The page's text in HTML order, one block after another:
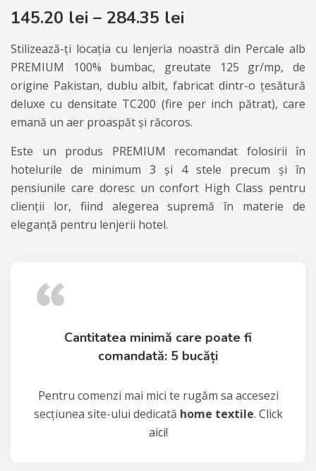
145.20 lei – 284.35 lei
Stilizează-ți locația cu lenjeria noastră din Percale alb
PREMIUM 100% bumbac, greutate 125 gr/mp, de
origine Pakistan, dublu albit, fabricat dintr-o țesătură
deluxe cu densitate TC200 (fire per inch pătrat), care
emană un aer proaspăt și răcoros.
Este un produs PREMIUM recomandat folosirii în
hotelurile de minimum 3 și 4 stele precum și în
pensiunile care doresc un confort High Class pentru
clienții lor, fiind alegerea supremă în materie de
eleganță pentru lenjerii hotel.
Cantitatea minimă care poate fi
comandată: 5 bucăți
Pentru comenzi mai mici te rugăm sa accesezi
secțiunea site-ului dedicată home textile. Click
aici!